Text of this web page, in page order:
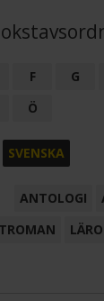
F G
Ö
SVENSKA
ANTOLOGI